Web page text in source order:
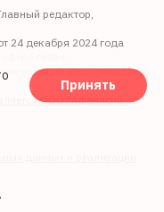
редактор,
24 декабря 2024 года
связи,
(Роскомнадзор).
ООО "Афанасий-
данных и реализации
Принять